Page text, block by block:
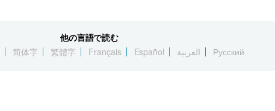
他の言語で読む
简体字 繁體字 Français Español العربية Русский